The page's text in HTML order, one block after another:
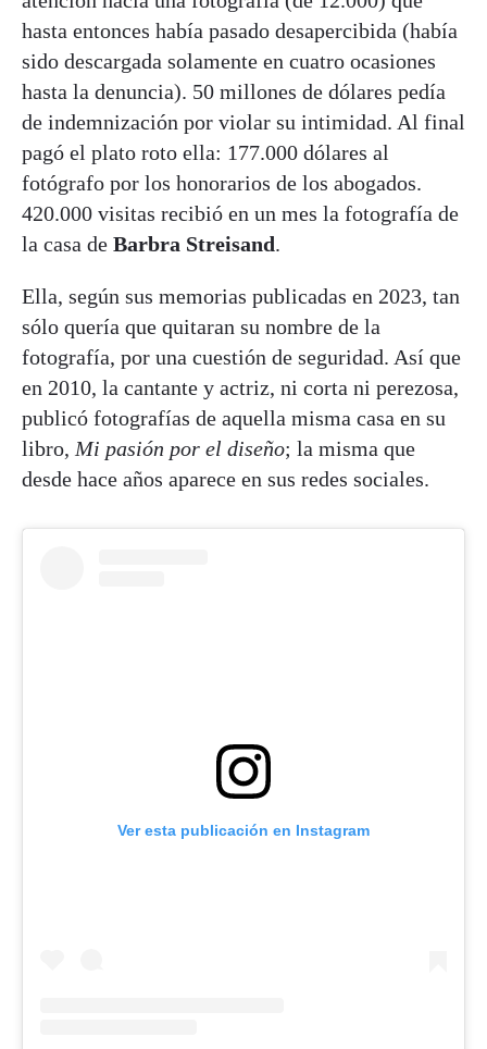
hasta entonces había pasado desapercibida (había
sido descargada solamente en cuatro ocasiones
hasta la denuncia). 50 millones de dólares pedía
de indemnización por violar su intimidad. Al final
pagó el plato roto ella: 177.000 dólares al
fotógrafo por los honorarios de los abogados.
420.000 visitas recibió en un mes la fotografía de
la casa de Barbra Streisand.
Ella, según sus memorias publicadas en 2023, tan
sólo quería que quitaran su nombre de la
fotografía, por una cuestión de seguridad. Así que
en 2010, la cantante y actriz, ni corta ni perezosa,
publicó fotografías de aquella misma casa en su
libro, Mi pasión por el diseño; la misma que
desde hace años aparece en sus redes sociales.
Ver esta publicación en Instagram